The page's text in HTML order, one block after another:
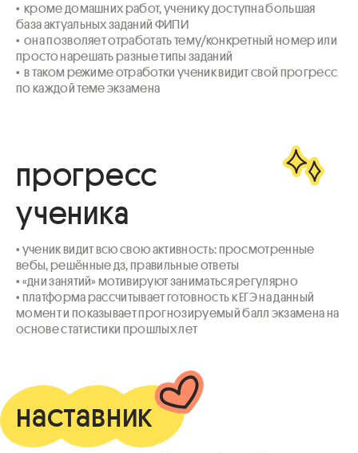
•  кроме домашних работ, ученику доступна большая
база актуальных заданий ФИПИ
•  она позволяет отработать тему/конкретный номер или
просто нарешать разные типы заданий
•  в таком режиме отработки ученик видит свой прогресс
по каждой теме экзамена
прогресс
ученика
• ученик видит всю свою активность: просмотренные
вебы, решённые дз, правильные ответы
• «дни занятий» мотивируют заниматься регулярно
• платформа рассчитывает готовность к ЕГЭ на данный
момент и показывает прогнозируемый балл экзамена на
основе статистики прошлых лет
наставник